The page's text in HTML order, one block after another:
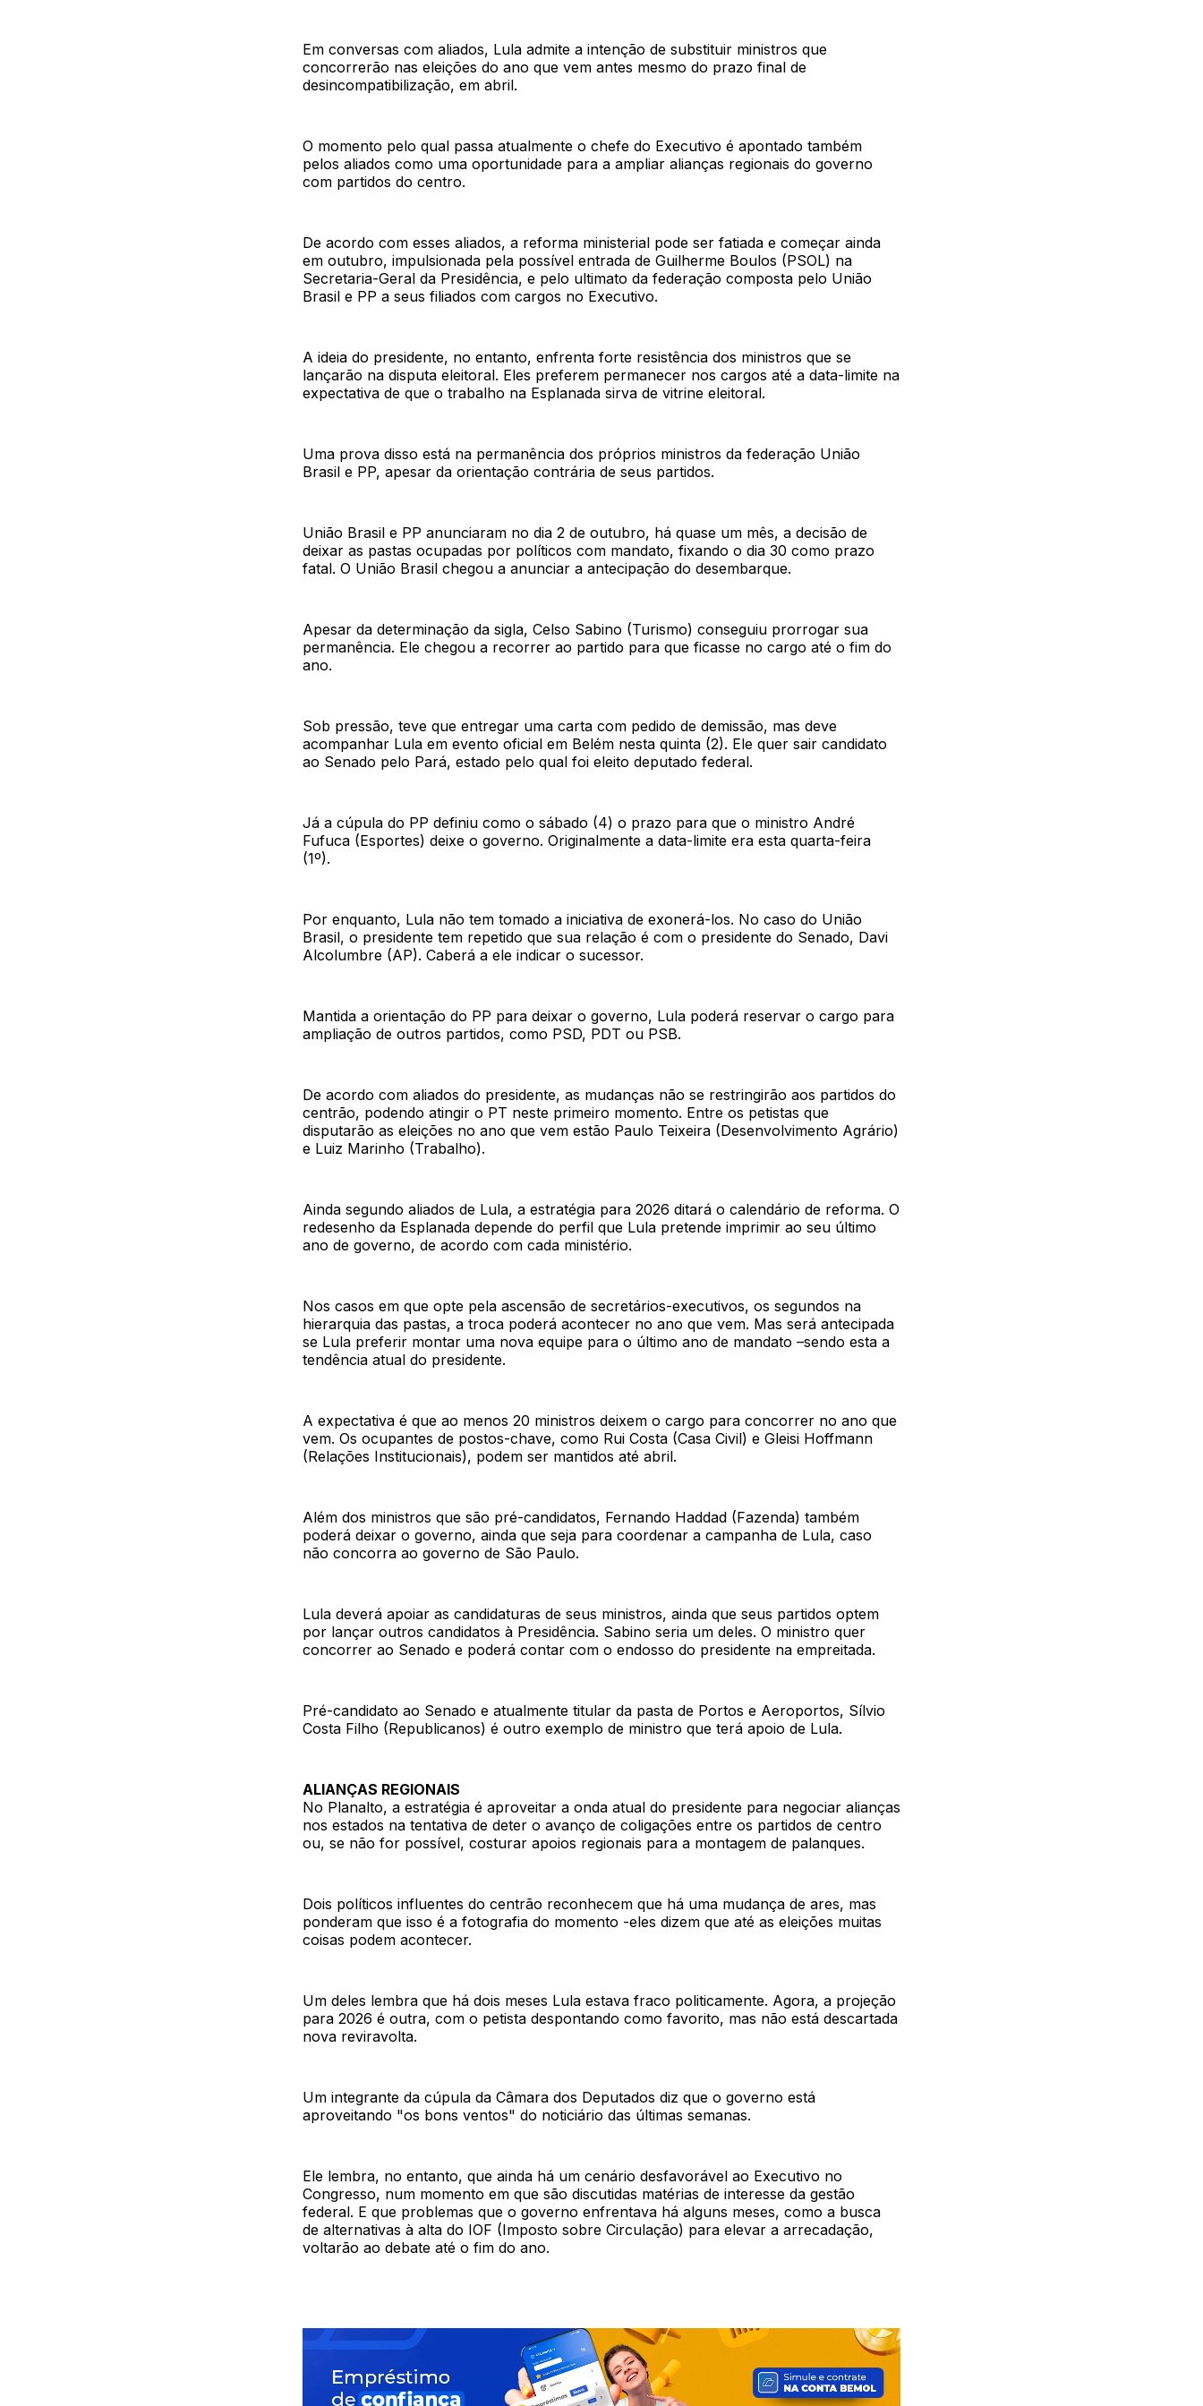
Em conversas com aliados, Lula admite a intenção de substituir ministros que
concorrerão nas eleições do ano que vem antes mesmo do prazo final de
desincompatibilização, em abril.
O momento pelo qual passa atualmente o chefe do Executivo é apontado também
pelos aliados como uma oportunidade para a ampliar alianças regionais do governo
com partidos do centro.
De acordo com esses aliados, a reforma ministerial pode ser fatiada e começar ainda
em outubro, impulsionada pela possível entrada de Guilherme Boulos (PSOL) na
Secretaria-Geral da Presidência, e pelo ultimato da federação composta pelo União
Brasil e PP a seus filiados com cargos no Executivo.
A ideia do presidente, no entanto, enfrenta forte resistência dos ministros que se
lançarão na disputa eleitoral. Eles preferem permanecer nos cargos até a data-limite na
expectativa de que o trabalho na Esplanada sirva de vitrine eleitoral.
Uma prova disso está na permanência dos próprios ministros da federação União
Brasil e PP, apesar da orientação contrária de seus partidos.
União Brasil e PP anunciaram no dia 2 de outubro, há quase um mês, a decisão de
deixar as pastas ocupadas por políticos com mandato, fixando o dia 30 como prazo
fatal. O União Brasil chegou a anunciar a antecipação do desembarque.
Apesar da determinação da sigla, Celso Sabino (Turismo) conseguiu prorrogar sua
permanência. Ele chegou a recorrer ao partido para que ficasse no cargo até o fim do
ano.
Sob pressão, teve que entregar uma carta com pedido de demissão, mas deve
acompanhar Lula em evento oficial em Belém nesta quinta (2). Ele quer sair candidato
ao Senado pelo Pará, estado pelo qual foi eleito deputado federal.
Já a cúpula do PP definiu como o sábado (4) o prazo para que o ministro André
Fufuca (Esportes) deixe o governo. Originalmente a data-limite era esta quarta-feira
(1º).
Por enquanto, Lula não tem tomado a iniciativa de exonerá-los. No caso do União
Brasil, o presidente tem repetido que sua relação é com o presidente do Senado, Davi
Alcolumbre (AP). Caberá a ele indicar o sucessor.
Mantida a orientação do PP para deixar o governo, Lula poderá reservar o cargo para
ampliação de outros partidos, como PSD, PDT ou PSB.
De acordo com aliados do presidente, as mudanças não se restringirão aos partidos do
centrão, podendo atingir o PT neste primeiro momento. Entre os petistas que
disputarão as eleições no ano que vem estão Paulo Teixeira (Desenvolvimento Agrário)
e Luiz Marinho (Trabalho).
Ainda segundo aliados de Lula, a estratégia para 2026 ditará o calendário de reforma. O
redesenho da Esplanada depende do perfil que Lula pretende imprimir ao seu último
ano de governo, de acordo com cada ministério.
Nos casos em que opte pela ascensão de secretários-executivos, os segundos na
hierarquia das pastas, a troca poderá acontecer no ano que vem. Mas será antecipada
se Lula preferir montar uma nova equipe para o último ano de mandato –sendo esta a
tendência atual do presidente.
A expectativa é que ao menos 20 ministros deixem o cargo para concorrer no ano que
vem. Os ocupantes de postos-chave, como Rui Costa (Casa Civil) e Gleisi Hoffmann
(Relações Institucionais), podem ser mantidos até abril.
Além dos ministros que são pré-candidatos, Fernando Haddad (Fazenda) também
poderá deixar o governo, ainda que seja para coordenar a campanha de Lula, caso
não concorra ao governo de São Paulo.
Lula deverá apoiar as candidaturas de seus ministros, ainda que seus partidos optem
por lançar outros candidatos à Presidência. Sabino seria um deles. O ministro quer
concorrer ao Senado e poderá contar com o endosso do presidente na empreitada.
Pré-candidato ao Senado e atualmente titular da pasta de Portos e Aeroportos, Sílvio
Costa Filho (Republicanos) é outro exemplo de ministro que terá apoio de Lula.
ALIANÇAS REGIONAIS
No Planalto, a estratégia é aproveitar a onda atual do presidente para negociar alianças
nos estados na tentativa de deter o avanço de coligações entre os partidos de centro
ou, se não for possível, costurar apoios regionais para a montagem de palanques.
Dois políticos influentes do centrão reconhecem que há uma mudança de ares, mas
ponderam que isso é a fotografia do momento -eles dizem que até as eleições muitas
coisas podem acontecer.
Um deles lembra que há dois meses Lula estava fraco politicamente. Agora, a projeção
para 2026 é outra, com o petista despontando como favorito, mas não está descartada
nova reviravolta.
Um integrante da cúpula da Câmara dos Deputados diz que o governo está
aproveitando "os bons ventos" do noticiário das últimas semanas.
Ele lembra, no entanto, que ainda há um cenário desfavorável ao Executivo no
Congresso, num momento em que são discutidas matérias de interesse da gestão
federal. E que problemas que o governo enfrentava há alguns meses, como a busca
de alternativas à alta do IOF (Imposto sobre Circulação) para elevar a arrecadação,
voltarão ao debate até o fim do ano.